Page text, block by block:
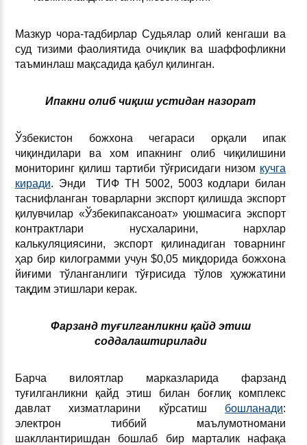
Мазкур чора-тадбирлар Судьялар олий кенгаши ва
суд тизими фаолиятида очиқлик ва шаффофликни
таъминлаш мақсадида қабул қилинган.
Ипакни олиб чиқиш устидан назорат
Ўзбекистон божхона чегараси орқали ипак
чиқиндилари ва хом ипакнинг олиб чиқилишини
мониторинг қилиш тартиби тўғрисидаги низом кучга
киради. Энди ТИФ ТН 5002, 5003 кодлари билан
таснифланган товарларни экспорт қилишда экспорт
қилувчилар «Ўзбекипаксаноат» уюшмасига экспорт
контрактлари нусхаларини, нархлар
калькуляциясини, экспорт қилинадиган товарнинг
ҳар бир килограмми учун $0,05 миқдорида божхона
йиғими тўланганлиги тўғрисида тўлов ҳужжатини
тақдим этишлари керак.
Фарзанд туғилганликни қайд этиш
соддалаштирилади
Барча вилоятлар марказларида фарзанд
туғилганликни қайд этиш билан боғлиқ комплекс
давлат хизматларини кўрсатиш бошланади:
электрон тиббий маълумотномани
шакллантиришдан бошлаб бир марталик нафақа